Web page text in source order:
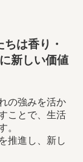
は香り・
新しい価値
の強みを活か
ことで、生活
。
推進し、新し